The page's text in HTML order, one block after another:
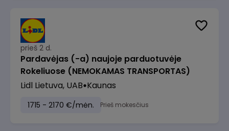
prieš 2 d.
Pardavėjas (-a) naujoje parduotuvėje
Rokeliuose (NEMOKAMAS TRANSPORTAS)
Lidl Lietuva, UAB Kaunas
1715 - 2170 €/mėn. Prieš mokesčius